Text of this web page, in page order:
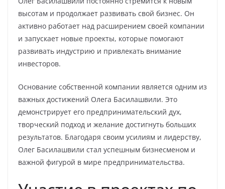
высотам и продолжает развивать свой бизнес. Он
активно работает над расширением своей компании
и запускает новые проекты, которые помогают
развивать индустрию и привлекать внимание
инвесторов.
Основание собственной компании является одним из
важных достижений Олега Басилашвили. Это
демонстрирует его предпринимательский дух,
творческий подход и желание достигнуть больших
результатов. Благодаря своим усилиям и лидерству,
Олег Басилашвили стал успешным бизнесменом и
важной фигурой в мире предпринимательства.